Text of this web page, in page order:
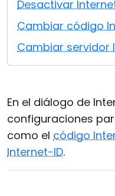
Desactivar
Cambiar código
Cambiar servidor
En el diálogo de
configuraciones
como el código
Internet-ID.